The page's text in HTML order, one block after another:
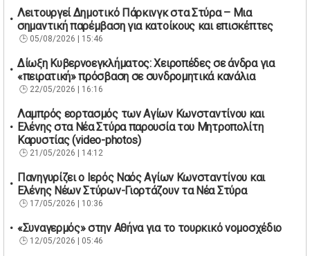
Λειτουργεί Δημοτικό Πάρκινγκ στα Στύρα – Μια
σημαντική παρέμβαση για κατοίκους και επισκέπτες
05/08/2026 | 15:46
Δίωξη Κυβερνοεγκλήματος: Χειροπέδες σε άνδρα για
«πειρατική» πρόσβαση σε συνδρομητικά κανάλια
22/05/2026 | 16:16
Λαμπρός εορτασμός των Αγίων Κωνσταντίνου και
Ελένης στα Νέα Στύρα παρουσία του Μητροπολίτη
Καρυστίας (video-photos)
21/05/2026 | 14:12
Πανηγυρίζει ο Ιερός Ναός Αγίων Κωνσταντίνου και
Ελένης Νέων Στύρων-Γιορτάζουν τα Νέα Στύρα
17/05/2026 | 10:36
«Συναγερμός» στην Αθήνα για το τουρκικό νομοσχέδιο
12/05/2026 | 05:46